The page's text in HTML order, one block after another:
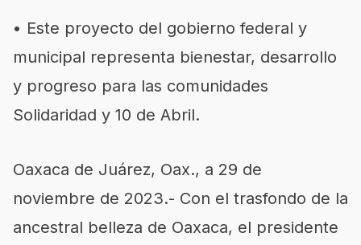
• Este proyecto del gobierno federal y
municipal representa bienestar, desarrollo
y progreso para las comunidades
Solidaridad y 10 de Abril.
Oaxaca de Juárez, Oax., a 29 de
noviembre de 2023.- Con el trasfondo de la
ancestral belleza de Oaxaca, el presidente